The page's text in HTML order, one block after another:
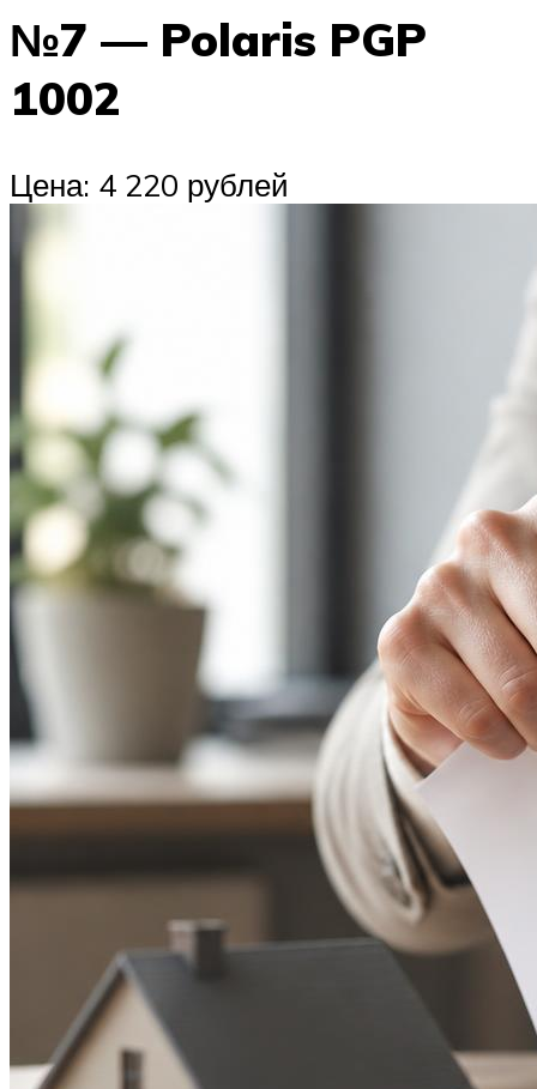
№7 — Polaris PGP
1002
Цена: 4 220 рублей